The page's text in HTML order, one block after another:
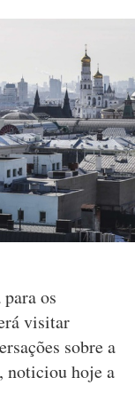
os
visitar
sobre a
noticiou hoje a